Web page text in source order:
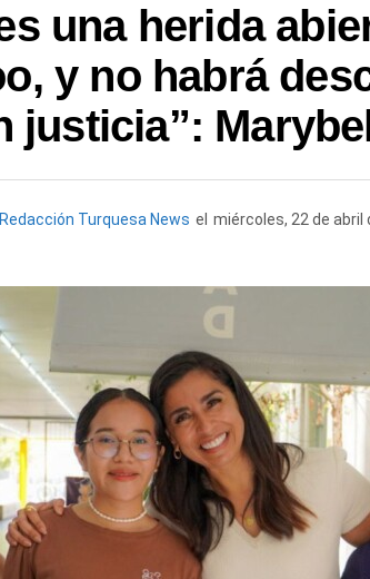
una herida
y no habrá
justicia”:
Redacción Turquesa News el miércoles, 22 de abril